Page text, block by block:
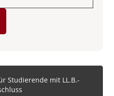
Studierende mit LL.B.-